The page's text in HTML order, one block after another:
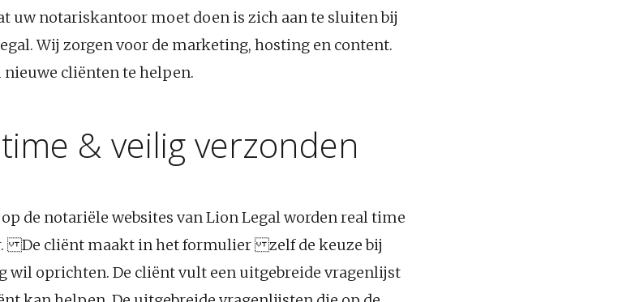
uw notariskantoor moet doen is zich aan te sluiten bij
Wij zorgen voor de marketing, hosting en content.
cliënten te helpen.
& veilig verzonden
de notariële websites van Lion Legal worden real time
De cliënt maakt in het formulier zelf de keuze bij
wil oprichten. De cliënt vult een uitgebreide vragenlijst